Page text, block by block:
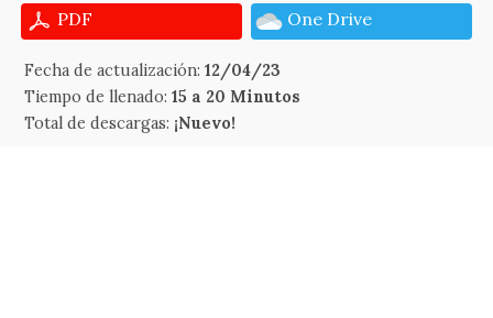
PDF One Drive
Fecha de actualización:12/04/23
Tiempo de llenado:15 a 20 Minutos
Total de descargas: ¡Nuevo!